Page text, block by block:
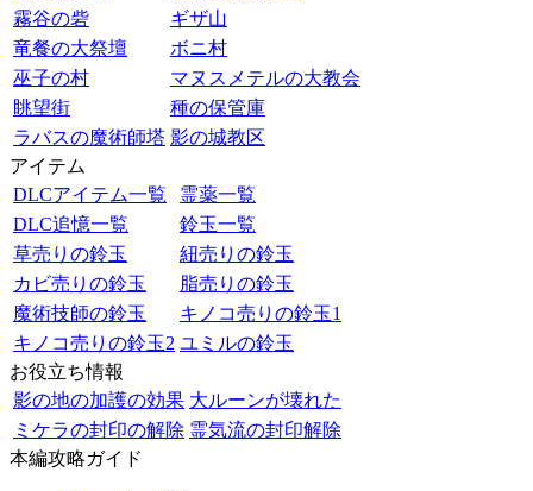
霧谷の砦
ギザ山
竜餐の大祭壇
ボニ村
巫子の村
マヌスメテルの大教会
眺望街
種の保管庫
ラバスの魔術師塔 影の城教区
アイテム
DLCアイテム一覧
霊薬一覧
DLC追憶一覧
鈴玉一覧
草売りの鈴玉
紐売りの鈴玉
カビ売りの鈴玉
脂売りの鈴玉
魔術技師の鈴玉
キノコ売りの鈴玉1
キノコ売りの鈴玉2 ユミルの鈴玉
お役立ち情報
影の地の加護の効果 大ルーンが壊れた
ミケラの封印の解除 霊気流の封印解除
本編攻略ガイド